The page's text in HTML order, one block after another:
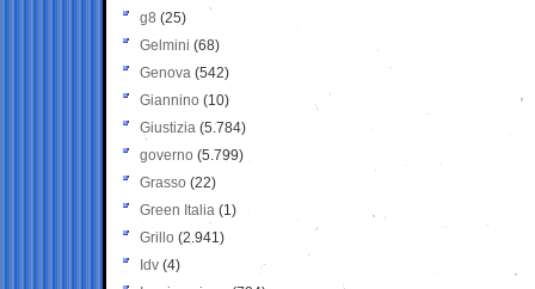
g8 (25)
Gelmini (68)
Genova (542)
Giannino (10)
Giustizia (5.784)
governo (5.799)
Grasso (22)
Green Italia (1)
Grillo (2.941)
Idv (4)